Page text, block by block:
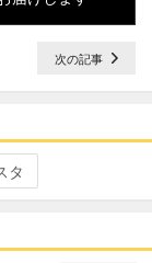
次の記事
タ